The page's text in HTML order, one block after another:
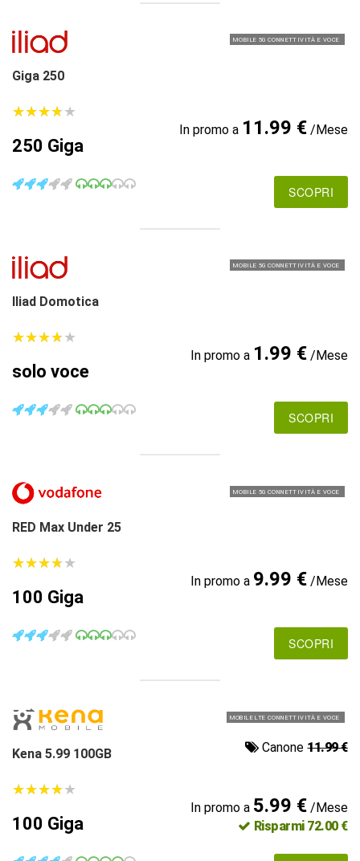
MOBILE 5G CONNETTIVITÀ E VOCE
Giga 250
★★★★★
★★★★★
250 Giga
In promo a 11.99 €/Mese
SCOPRI
MOBILE 5G CONNETTIVITÀ E VOCE
Iliad Domotica
★★★★★
★★★★★
solo voce
In promo a 1.99 €/Mese
SCOPRI
MOBILE 5G CONNETTIVITÀ E VOCE
RED Max Under 25
★★★★★
★★★★★
100 Giga
In promo a 9.99 €/Mese
SCOPRI
MOBILE LTE CONNETTIVITÀ E VOCE
Kena 5.99 100GB Canone11.99 €
★★★★★
★★★★★
100 Giga
In promo a 5.99 €/Mese
Risparmi 72.00 €